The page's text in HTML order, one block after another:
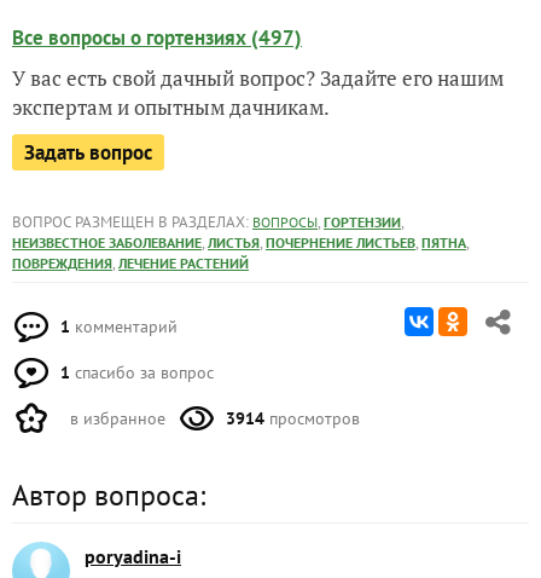
Все вопросы о гортензиях (497)
У вас есть свой дачный вопрос? Задайте его нашим
экспертам и опытным дачникам.
Задать вопрос
ВОПРОС РАЗМЕЩЕН В РАЗДЕЛАХ: ВОПРОСЫ, ГОРТЕНЗИИ,
НЕИЗВЕСТНОЕ ЗАБОЛЕВАНИЕ, ЛИСТЬЯ, ПОЧЕРНЕНИЕ ЛИСТЬЕВ, ПЯТНА,
ПОВРЕЖДЕНИЯ, ЛЕЧЕНИЕ РАСТЕНИЙ
1 комментарий
1 спасибо за вопрос
в избранное 3914 просмотров
Автор вопроса:
poryadina-i